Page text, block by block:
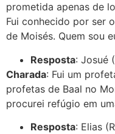
prometida apenas de
Fui conhecido por ser
de Moisés. Quem sou
Resposta: Josué
Charada: Fui um
profetas de Baal no
procurei refúgio em
Resposta: Elias